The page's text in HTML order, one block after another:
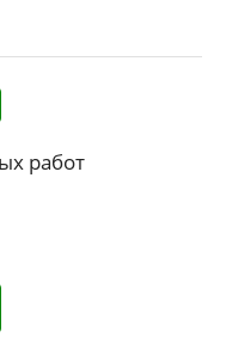
работ